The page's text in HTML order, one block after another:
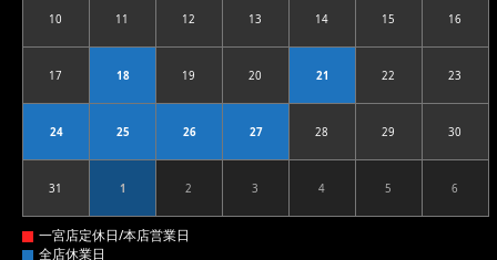
102026.08.10 112026.08.11 122026.08.12 132026.08.13 142026.08.14 152026.08.15 16
172026.08.17 182026.08.18 192026.08.19 202026.08.20 212026.08.21 222026.08.22 23
242026.08.24 252026.08.25 262026.08.26 272026.08.27 282026.08.28 292026.08.29 30
312026.08.31 12026.09.01 22026.09.02 32026.09.03 42026.09.04 52026.09.05 6